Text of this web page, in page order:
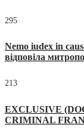
295
Nemo iudex in
відповіла
213
EXCLUSIVE
CRIMINAL